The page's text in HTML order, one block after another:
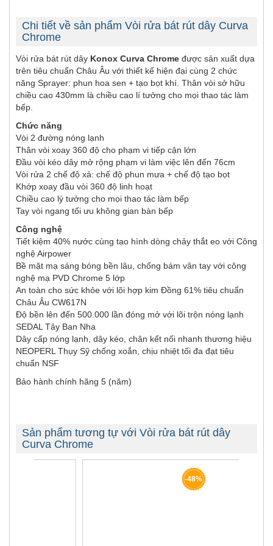
Chi tiết về sản phẩm Vòi rửa bát rút dây Curva
Chrome
Vòi rửa bát rút dây Konox Curva Chrome được sản xuất dựa
trên tiêu chuẩn Châu Âu với thiết kế hiện đại cùng 2 chức
năng Sprayer: phun hoa sen + tạo bọt khí. Thân vòi sở hữu
chiều cao 430mm là chiều cao lí tưởng cho mọi thao tác làm
bếp.
Chức năng
Vòi 2 đường nóng lạnh
Thân vòi xoay 360 độ cho phạm vi tiếp cận lớn
Đầu vòi kéo dây mở rộng phạm vi làm việc lên đến 76cm
Vòi rửa 2 chế độ xả: chế độ phun mưa + chế độ tạo bọt
Khớp xoay đầu vòi 360 độ linh hoạt
Chiều cao lý tưởng cho mọi thao tác làm bếp
Tay vòi ngang tối ưu không gian bàn bếp
Công nghệ
Tiết kiệm 40% nước cùng tạo hình dòng chảy thắt eo với Công
nghệ Airpower
Bề mặt mạ sáng bóng bền lâu, chống bám vân tay với công
nghệ mạ PVD Chrome 5 lớp
An toàn cho sức khỏe với lõi hợp kim Đồng 61% tiêu chuẩn
Châu Âu CW617N
Độ bền lên đến 500.000 lần đóng mở với lõi trộn nóng lạnh
SEDAL Tây Ban Nha
Dây cấp nóng lạnh, dây kéo, chân kết nối nhanh thương hiệu
NEOPERL Thụy Sỹ chống xoắn, chịu nhiệt tối đa đạt tiêu
chuẩn NSF
Bảo hành chính hãng 5 (năm)
Sản phẩm tương tự với Vòi rửa bát rút dây
Curva Chrome